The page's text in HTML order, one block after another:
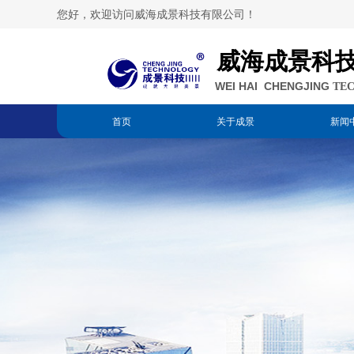
您好，欢迎访问威海成景科技有限公司！
威海成景科
WEI HAI CHENGJING
首页 关于成景 新闻